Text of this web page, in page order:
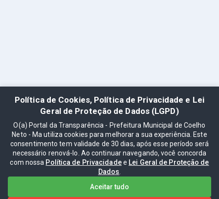
Política de Cookies, Política de Privacidade e Lei
Geral de Proteção de Dados (LGPD)
O(a) Portal da Transparência - Prefeitura Municipal de Coelho
Neto - Ma utiliza cookies para melhorar a sua experiência. Este
consentimento tem validade de 30 dias, após esse período será
necessário renová-lo. Ao continuar navegando, você concorda
com nossa Política de Privacidadee Lei Geral de Proteção de
Dados
Aceitar tudo